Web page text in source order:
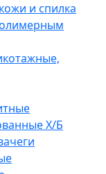
и спилка
Х/Б